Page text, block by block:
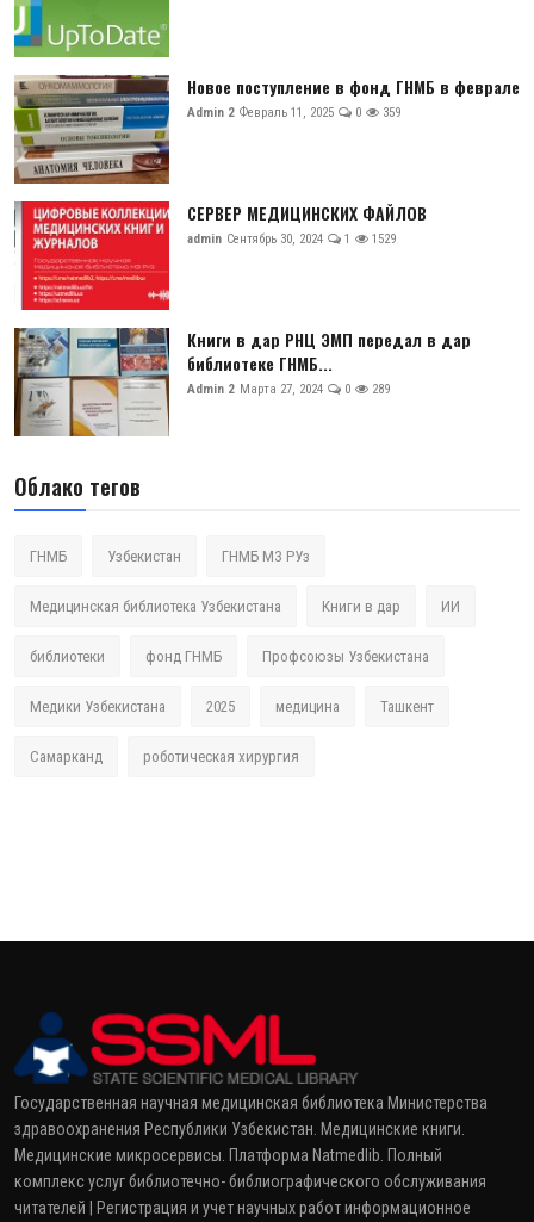
Новое поступление в фонд ГНМБ в феврале
Admin 2 Февраль 11, 2025 0 359
СЕРВЕР МЕДИЦИНСКИХ ФАЙЛОВ
admin Сентябрь 30, 2024 1 1529
Книги в дар РНЦ ЭМП передал в дар
библиотеке ГНМБ...
Admin 2 Марта 27, 2024 0 289
Облако тегов
ГНМБ Узбекистан ГНМБ МЗ РУз
Медицинская библиотека Узбекистана Книги в дар ИИ
библиотеки фонд ГНМБ Профсоюзы Узбекистана
Медики Узбекистана 2025 медицина Ташкент
Самарканд роботическая хирургия
Государственная научная медицинская библиотека Министерства
здравоохранения Республики Узбекистан. Медицинские книги.
Медицинские микросервисы. Платформа Natmedlib. Полный
комплекс услуг библиотечно- библиографического обслуживания
читателей | Регистрация и учет научных работ информационное